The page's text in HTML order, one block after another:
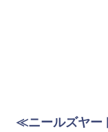
≪ニールズヤー